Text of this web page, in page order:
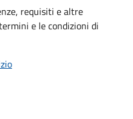
requisiti e altre
e le condizioni di